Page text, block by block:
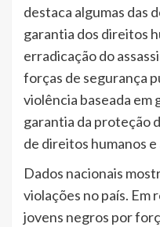
destaca algumas das
garantia dos direitos
erradicação do
forças de segurança
violência baseada em
garantia da proteção
de direitos humanos
Dados nacionais
violações no país. Em
jovens negros por